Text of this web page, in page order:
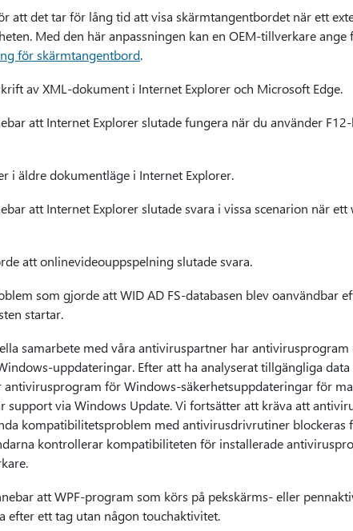
att det tar för lång tid att visa skärmtangentbordet när ett
Med den här anpassningen kan en OEM-tillverkare
för skärmtangentbord.
av XML-dokument i Internet Explorer och Microsoft Edge.
att Internet Explorer slutade fungera när du använder
i äldre dokumentläge i Internet Explorer.
att Internet Explorer slutade svara i vissa scenarion när
att onlinevideouppspelning slutade svara.
som gjorde att WID AD FS-databasen blev oanvändbar
startar.
samarbete med våra antiviruspartner har
uppdateringar. Efter att ha analyserat tillgängliga
för Windows-säkerhetsuppdateringar för
support via Windows Update. Vi fortsätter att kräva att
kompatibilitetsproblem med antivirusdrivrutiner blockeras
kontrollerar kompatibiliteten för installerade
att WPF-program som körs på pekskärms- eller
efter ett tag utan någon touchaktivitet.